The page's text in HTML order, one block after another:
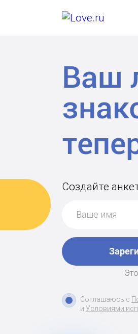
Ваш
Создайте
Соглашаюсь с
и Условиями